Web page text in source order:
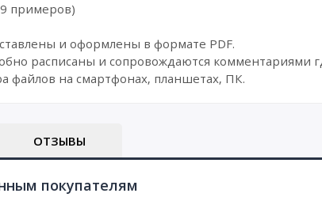
примеров)
и оформлены в формате PDF.
расписаны и сопровождаются комментариями
файлов на смартфонах, планшетах, ПК.
ОТЗЫВЫ
покупателям